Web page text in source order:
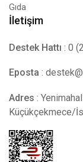
Gıda
İletişim
Destek Hattı : 0
Eposta :
Adres :
Küçükçekmece/